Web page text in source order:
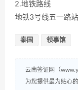
2.地铁路线
地铁3号线五一路
泰国 领事馆
云南签证网（
为您提供最为贴心